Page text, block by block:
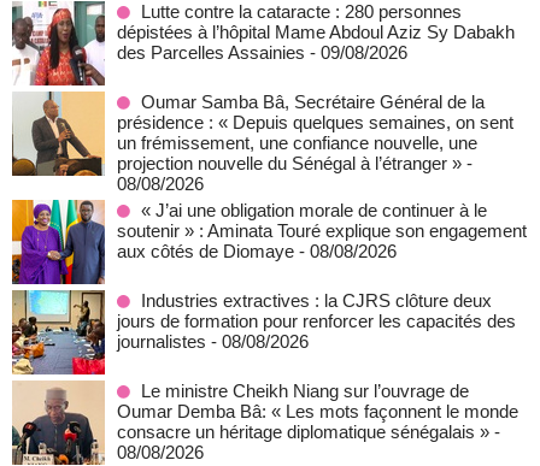
Lutte contre la cataracte : 280 personnes
dépistées à l’hôpital Mame Abdoul Aziz Sy Dabakh
des Parcelles Assainies - 09/08/2026
Oumar Samba Bâ, Secrétaire Général de la
présidence : « Depuis quelques semaines, on sent
un frémissement, une confiance nouvelle, une
projection nouvelle du Sénégal à l’étranger » -
08/08/2026
« J’ai une obligation morale de continuer à le
soutenir » : Aminata Touré explique son engagement
aux côtés de Diomaye - 08/08/2026
Industries extractives : la CJRS clôture deux
jours de formation pour renforcer les capacités des
journalistes - 08/08/2026
Le ministre Cheikh Niang sur l’ouvrage de
Oumar Demba Bâ: « Les mots façonnent le monde
consacre un héritage diplomatique sénégalais » -
08/08/2026